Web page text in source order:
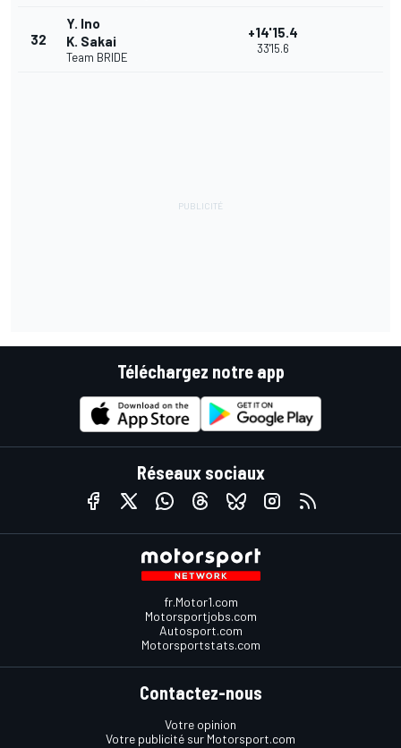
32
Y. Ino
K. Sakai
Team BRIDE
+14'15.4
33'15.6
Téléchargez notre app
Réseaux sociaux
fr.Motor1.com
Motorsportjobs.com
Autosport.com
Motorsportstats.com
Contactez-nous
Votre opinion
Votre publicité sur Motorsport.com